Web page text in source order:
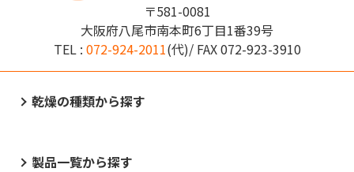
〒581-0081
大阪府八尾市南本町6丁目1番39号
TEL : 072-924-2011(代)/ FAX072-923-3910
乾燥の種類から探す
製品一覧から探す